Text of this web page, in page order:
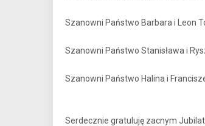
Szanowni Państwo Barbara i Leon
Szanowni Państwo Stanisława i
Szanowni Państwo Halina i
Serdecznie gratuluję zacnym